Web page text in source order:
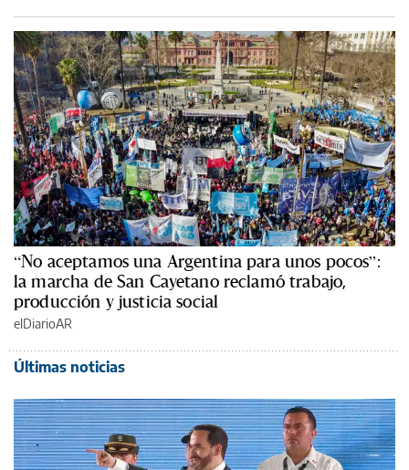
“No aceptamos una Argentina para unos pocos”:
la marcha de San Cayetano reclamó trabajo,
producción y justicia social
elDiarioAR
Últimas noticias